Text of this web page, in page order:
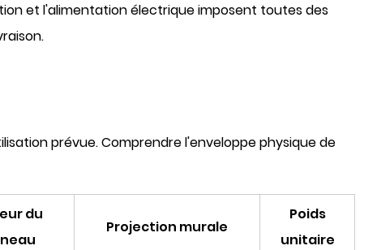
et l'alimentation électrique imposent toutes des
prévue. Comprendre l'enveloppe physique de
du
Projection murale
Poids
unitaire